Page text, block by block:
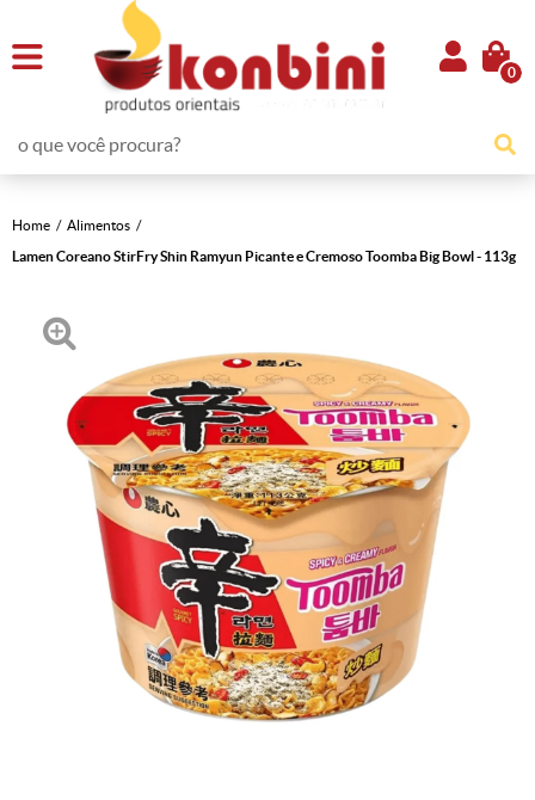
0
Home
Alimentos
Lamen Coreano StirFry Shin Ramyun Picante e Cremoso Toomba Big Bowl - 113g